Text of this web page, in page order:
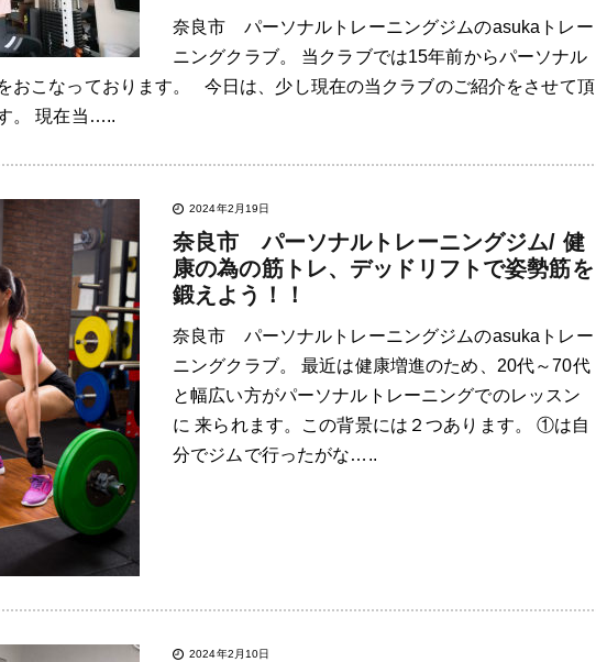
奈良市 パーソナルトレーニングジムのasukaトレー
ニングクラブ。 当クラブでは15年前からパーソナル
おこなっております。 今日は、少し現在の当クラブのご紹介をさせて頂
。 現在当…..
2024年2月19日
奈良市 パーソナルトレーニングジム/ 健
康の為の筋トレ、デッドリフトで姿勢筋を
鍛えよう！！
奈良市 パーソナルトレーニングジムのasukaトレー
ニングクラブ。 最近は健康増進のため、20代～70代
と幅広い方がパーソナルトレーニングでのレッスン
に 来られます。この背景には２つあります。 ①は自
分でジムで行ったがな…..
2024年2月10日